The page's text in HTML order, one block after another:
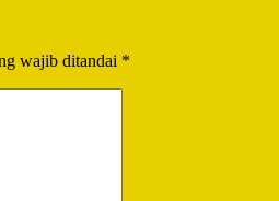
wajib ditandai *